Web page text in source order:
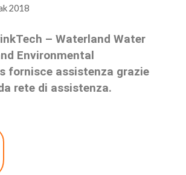
2018
– Waterland Water
Environmental
fornisce assistenza grazie
rete di assistenza.